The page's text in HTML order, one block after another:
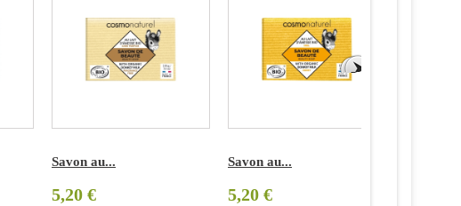
Savon au...
5,20 €
Savon au...
5,20 €